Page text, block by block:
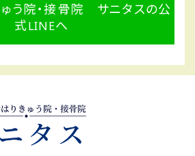
う院・接骨院 サニタスの公
式LINEへ